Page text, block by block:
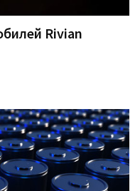
Rivian